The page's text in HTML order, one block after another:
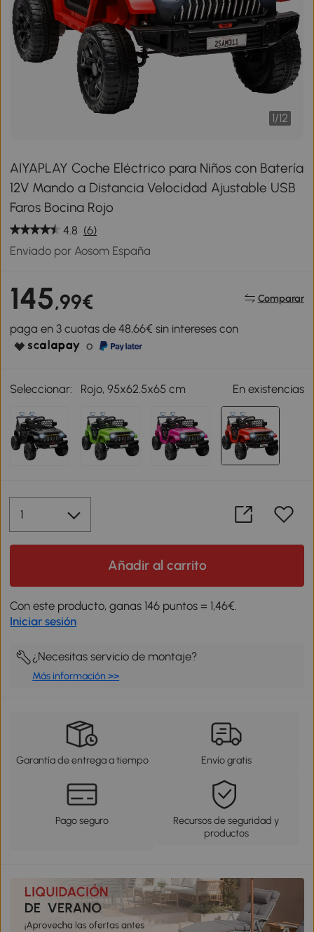
1/12
AIYAPLAY Coche Eléctrico para Niños con Batería
12V Mando a Distancia Velocidad Ajustable USB
Faros Bocina Rojo
4.8 (6)
Enviado por Aosom España
145,99€ Comparar
paga en 3 cuotas de 48,66€ sin intereses con
o
Seleccionar: Rojo, 95x62.5x65 cm En existencias
Añadir al carrito
Con este producto, ganas 146 puntos = 1,46€.
Iniciar sesión
¿Necesitas servicio de montaje?
Más información >>
Garantía de entrega a tiempo Envío gratis
Pago seguro
Recursos de seguridad y
productos